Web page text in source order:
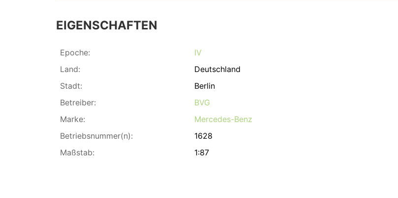
EIGENSCHAFTEN
Epoche:
IV
Land:
Deutschland
Stadt:
Berlin
Betreiber:
BVG
Marke:
Mercedes-Benz
Betriebsnummer(n):
1628
Maßstab:
1:87